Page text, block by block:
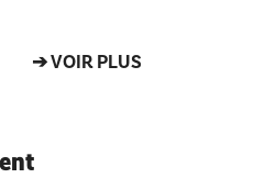
➔ VOIR PLUS